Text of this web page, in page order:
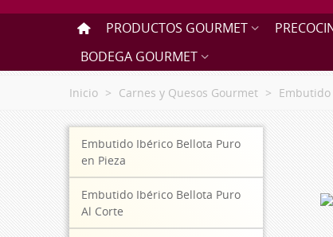
PRODUCTOS GOURMET
BODEGA GOURMET
Inicio > Carnes y Quesos Gourmet >
Embutido Ibérico Bellota Puro
en Pieza
Embutido Ibérico Bellota Puro
Al Corte